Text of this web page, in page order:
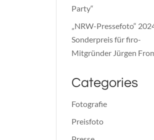
Party“
„NRW-Pressefoto“
Sonderpreis für firo-
Mitgründer Jürgen
Categories
Fotografie
Preisfoto